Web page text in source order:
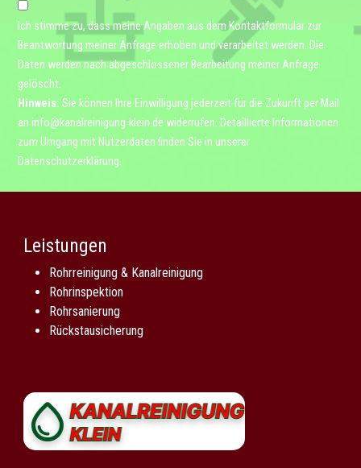
Ich stimme zu, dass meine Angaben aus dem Kontaktformular zur
Beantwortung meiner Anfrage erhoben und verarbeitet werden. Die
Daten werden nach abgeschlossener Bearbeitung meiner Anfrage
gelöscht.
Hinweis: Sie können Ihre Einwilligung jederzeit für die Zukunft per Mail
an info@kanalreinigung-klein.de widerrufen. Detaillierte Informationen
zum Umgang mit Nutzerdaten finden Sie in unserer
Datenschutzerklärung.
Leistungen
Rohrreinigung & Kanalreinigung
Rohrinspektion
Rohrsanierung
Rückstausicherung